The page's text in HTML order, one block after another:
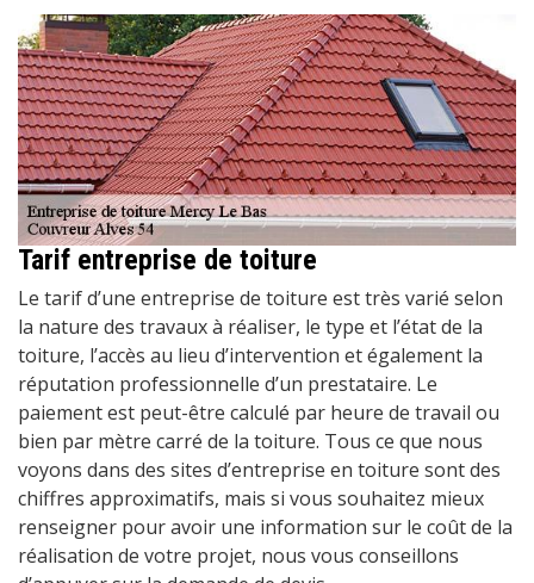
Tarif entreprise de toiture
Le tarif d’une entreprise de toiture est très varié selon
la nature des travaux à réaliser, le type et l’état de la
toiture, l’accès au lieu d’intervention et également la
réputation professionnelle d’un prestataire. Le
paiement est peut-être calculé par heure de travail ou
bien par mètre carré de la toiture. Tous ce que nous
voyons dans des sites d’entreprise en toiture sont des
chiffres approximatifs, mais si vous souhaitez mieux
renseigner pour avoir une information sur le coût de la
réalisation de votre projet, nous vous conseillons